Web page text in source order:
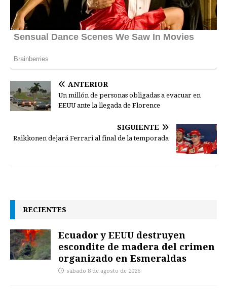
ANTERIOR
Un millón de personas obligadas a evacuar en
EEUU ante la llegada de Florence
SIGUIENTE
Raikkonen dejará Ferrari al final de la temporada
RECIENTES
Ecuador y EEUU destruyen
escondite de madera del crimen
organizado en Esmeraldas
sábado 8 de agosto de 2026